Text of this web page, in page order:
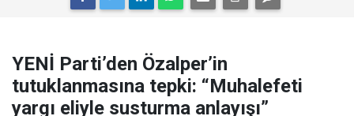
YENİ Parti’den Özalper’in
tutuklanmasına tepki: “Muhalefeti
yargı eliyle susturma anlayışı”